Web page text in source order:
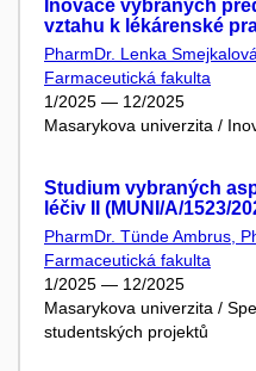
Inovace vybraných
vztahu k lékárenské
PharmDr. Lenka
Farmaceutická fakulta
1/2025 — 12/2025
Masarykova univerzita /
Studium vybraných
léčiv II (MUNI/A/1523/
PharmDr. Tünde Ambrus,
Farmaceutická fakulta
1/2025 — 12/2025
Masarykova univerzita /
studentských projektů